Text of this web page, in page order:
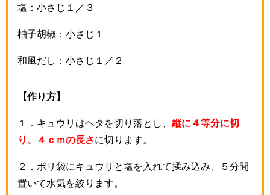
塩：小さじ１／３
柚子胡椒：小さじ１
和風だし：小さじ１／２
【作り方】
１．キュウリはヘタを切り落とし、 縦に４等分に切
り、４ｃｍの長さに切ります。
２．ポリ袋にキュウリと塩を入れて揉み込み、５分間
置いて水気を絞ります。